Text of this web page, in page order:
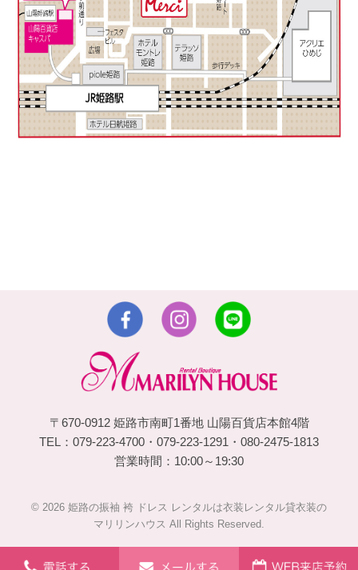
〒670-0912 姫路市南町1番地 山陽百貨店本館4階
TEL：079-223-4700・079-223-1291・080-2475-1813
営業時間：10:00～19:30
© 2026 姫路の振袖 袴 ドレス レンタルは衣装レンタル貸衣装の
マリリンハウス All Rights Reserved.